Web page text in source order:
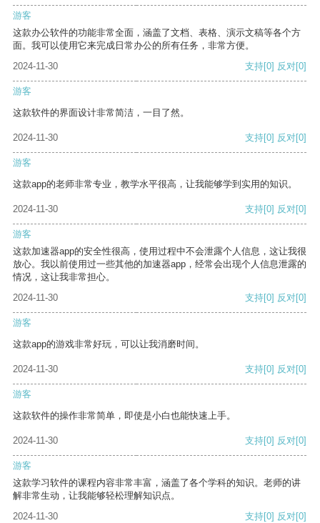
游客
这款办公软件的功能非常全面，涵盖了文档、表格、演示文稿等各个方
面。我可以使用它来完成日常办公的所有任务，非常方便。
2024-11-30
支持[0] 反对[0]
游客
这款软件的界面设计非常简洁，一目了然。
2024-11-30 支持[0] 反对[0]
游客
这款app的老师非常专业，教学水平很高，让我能够学到实用的知识。
2024-11-30 支持[0] 反对[0]
游客
这款加速器app的安全性很高，使用过程中不会泄露个人信息，这让我很
放心。我以前使用过一些其他的加速器app，经常会出现个人信息泄露的
情况，这让我非常担心。
2024-11-30
支持[0] 反对[0]
游客
这款app的游戏非常好玩，可以让我消磨时间。
2024-11-30 支持[0] 反对[0]
游客
这款软件的操作非常简单，即使是小白也能快速上手。
2024-11-30 支持[0] 反对[0]
游客
这款学习软件的课程内容非常丰富，涵盖了各个学科的知识。老师的讲
解非常生动，让我能够轻松理解知识点。
2024-11-30
支持[0] 反对[0]